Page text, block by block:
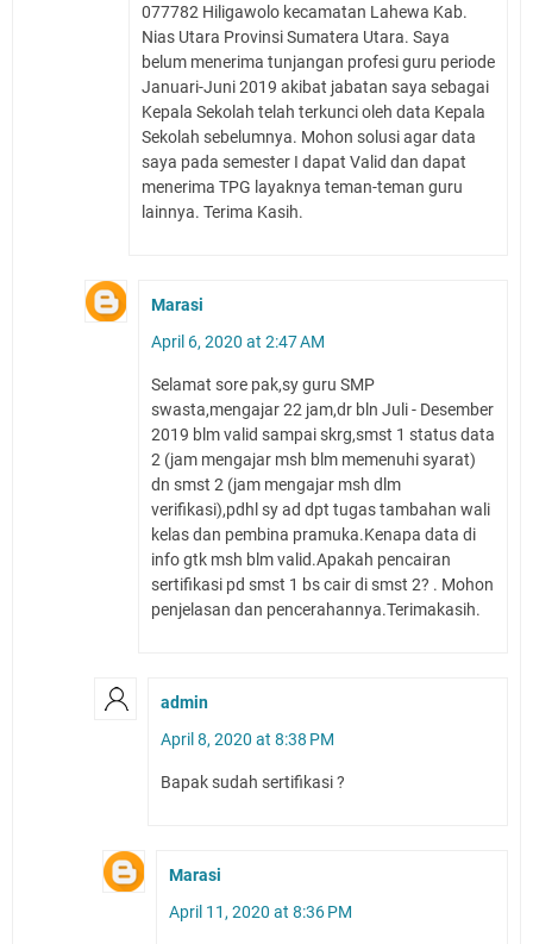
077782 Hiligawolo kecamatan Lahewa Kab.
Nias Utara Provinsi Sumatera Utara. Saya
belum menerima tunjangan profesi guru periode
Januari-Juni 2019 akibat jabatan saya sebagai
Kepala Sekolah telah terkunci oleh data Kepala
Sekolah sebelumnya. Mohon solusi agar data
saya pada semester I dapat Valid dan dapat
menerima TPG layaknya teman-teman guru
lainnya. Terima Kasih.
Marasi
April 6, 2020 at 2:47 AM
Selamat sore pak,sy guru SMP
swasta,mengajar 22 jam,dr bln Juli - Desember
2019 blm valid sampai skrg,smst 1 status data
2 (jam mengajar msh blm memenuhi syarat)
dn smst 2 (jam mengajar msh dlm
verifikasi),pdhl sy ad dpt tugas tambahan wali
kelas dan pembina pramuka.Kenapa data di
info gtk msh blm valid.Apakah pencairan
sertifikasi pd smst 1 bs cair di smst 2? . Mohon
penjelasan dan pencerahannya.Terimakasih.
admin
April 8, 2020 at 8:38 PM
Bapak sudah sertifikasi ?
Marasi
April 11, 2020 at 8:36 PM